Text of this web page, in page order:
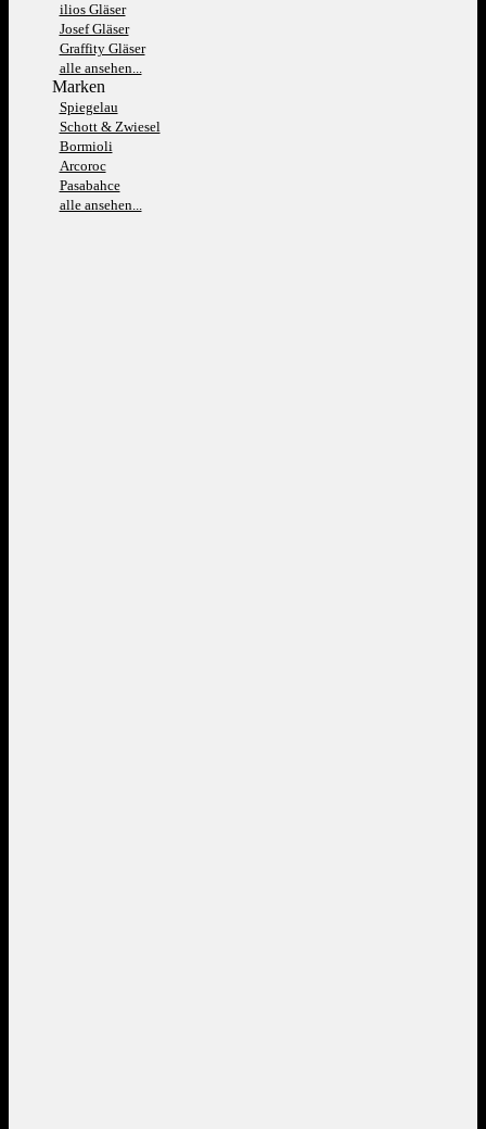
ilios Gläser
Josef Gläser
Graffity Gläser
alle ansehen...
Marken
Spiegelau
Schott & Zwiesel
Bormioli
Arcoroc
Pasabahce
alle ansehen...